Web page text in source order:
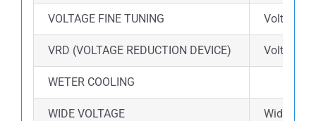
VOLTAGE FINE TUNING Voltage
VRD (VOLTAGE REDUCTION DEVICE) Voltage
WETER COOLING
WIDE VOLTAGE Wide